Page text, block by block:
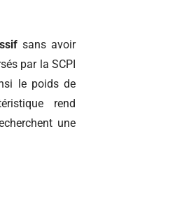
sans avoir
par la SCPI
le poids de
rend
une